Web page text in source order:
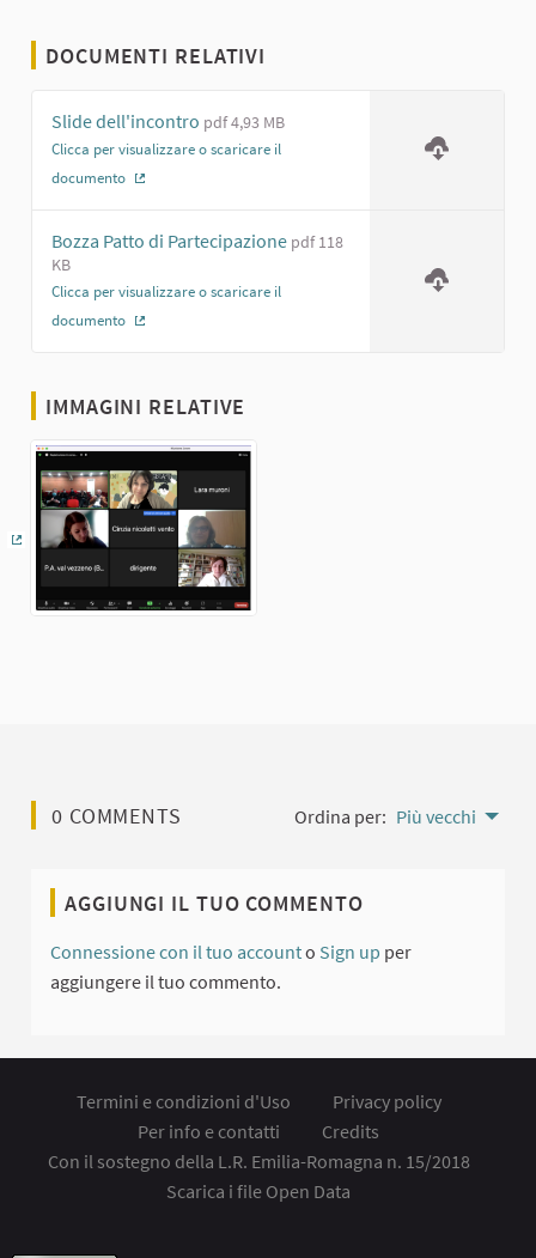
DOCUMENTI RELATIVI
Slide dell'incontro pdf 4,93 MB
Clicca per visualizzare o scaricare il
documento
Bozza Patto di Partecipazione pdf 118
KB
Clicca per visualizzare o scaricare il
documento
IMMAGINI RELATIVE
(Collegamento esterno)
0 COMMENTS Ordina per: Più vecchi
AGGIUNGI IL TUO COMMENTO
Connessione con il tuo accounto Sign up per
aggiungere il tuo commento.
Termini e condizioni d'Uso
Privacy policy
Per info e contatti
Credits
Con il sostegno della L.R. Emilia-Romagna n. 15/2018
Scarica i file Open Data